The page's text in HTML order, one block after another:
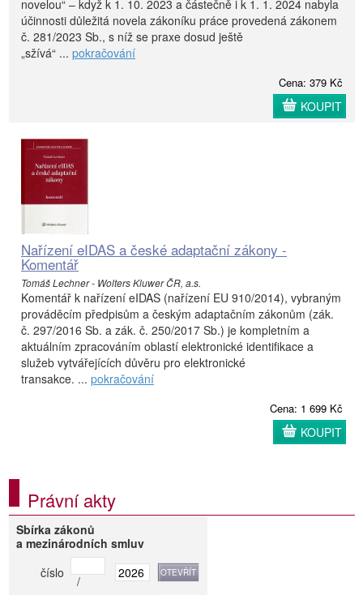
novelou“ – když k 1. 10. 2023 a částečně i k 1. 1. 2024 nabyla
účinnosti důležitá novela zákoníku práce provedená zákonem
č. 281/2023 Sb., s níž se praxe dosud ještě
„sžívá“ ... pokračování
Cena: 379 Kč
KOUPIT
Nařízení eIDAS a české adaptační zákony -
Komentář
Tomáš Lechner - Wolters Kluwer ČR, a.s.
Komentář k nařízení eIDAS (nařízení EU 910/2014), vybraným
prováděcím předpisům a českým adaptačním zákonům (zák.
č. 297/2016 Sb. a zák. č. 250/2017 Sb.) je kompletním a
aktuálním zpracováním oblastí elektronické identifikace a
služeb vytvářejících důvěru pro elektronické
transakce. ... pokračování
Cena: 1 699 Kč
KOUPIT
Právní akty
Sbírka zákonů
a mezinárodních smluv
číslo
/